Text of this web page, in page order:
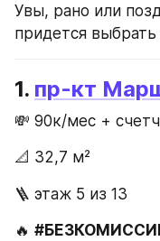
Увы, рано или
придется выбрать
1. пр-кт
💸 90к/мес +
📐 32,7 м²
🪜 этаж 5 из 13
🔥